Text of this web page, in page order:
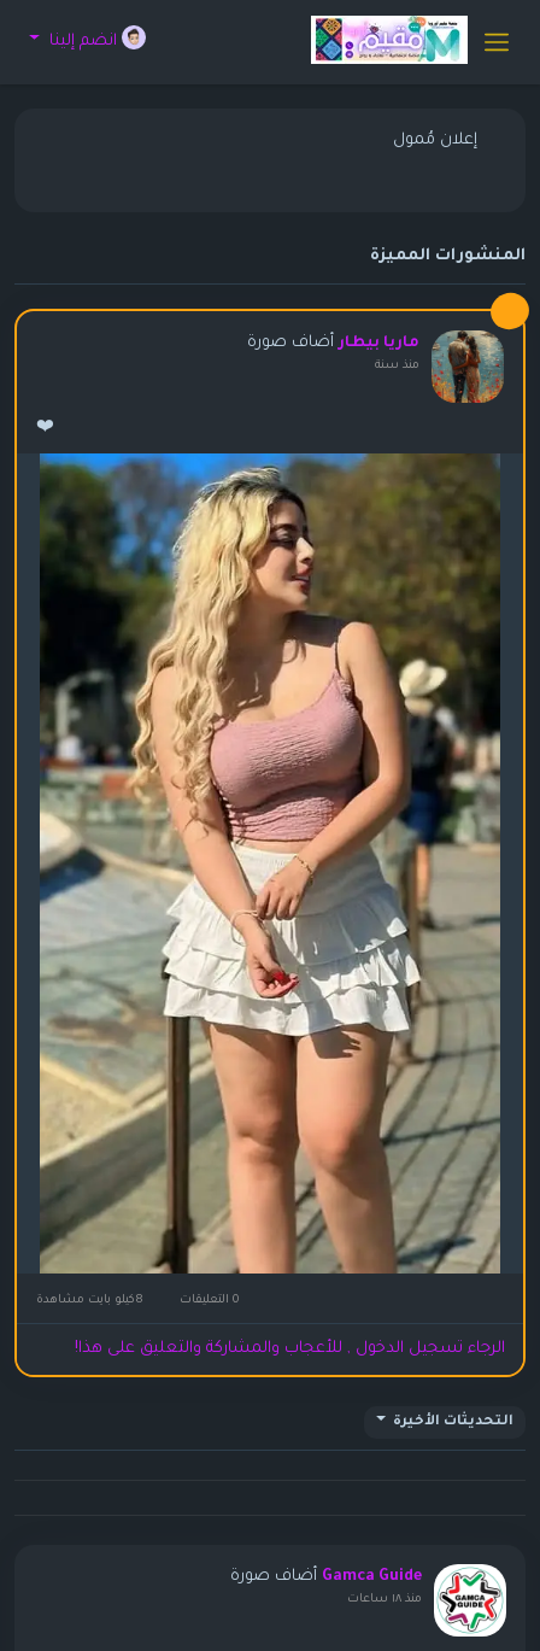
انضم إلينا
إعلان مُمول
المنشورات المميزة
ماريا بيطار أضاف صورة
منذ سنة
❤️
0 التعليقات
الرجاء تسجيل الدخول , للأعجاب والمشاركة والتعليق على هذا!
التحديثات الأخيرة
Gamca Guide أضاف صورة
منذ ١٨ ساعات